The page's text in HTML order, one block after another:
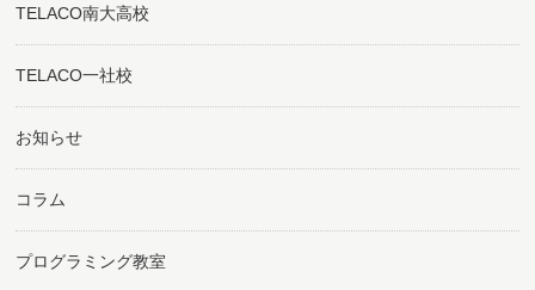
TELACO南大高校
TELACO一社校
お知らせ
コラム
プログラミング教室